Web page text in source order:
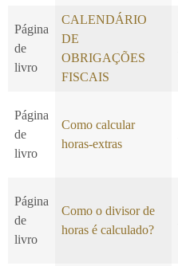
Página
de
livro
CALENDÁRIO
DE
OBRIGAÇÕES
FISCAIS
Página
de
livro
Como calcular
horas-extras
Página
de
livro
Como o divisor de
horas é calculado?